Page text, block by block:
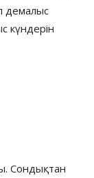
демалыс
күндерін
Сондықтан